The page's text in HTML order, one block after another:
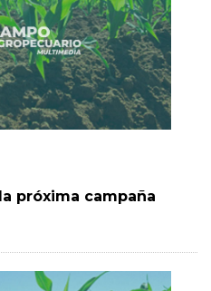
próxima campaña